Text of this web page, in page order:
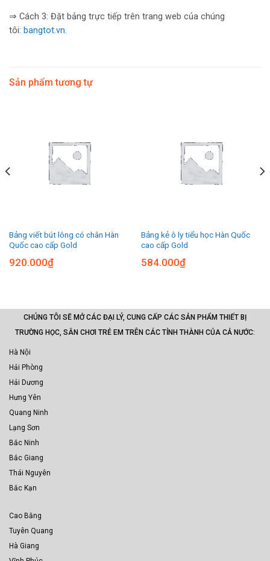
⇒ Cách 3: Đặt bảng trực tiếp trên trang web của chúng
tôi: bangtot.vn.
Sản phẩm tương tự
Bảng viết bút lông có chân Hàn
Quốc cao cấp Gold
920.000₫
Bảng kẻ ô ly tiểu học Hàn Quốc
cao cấp Gold
584.000₫
CHÚNG TÔI SẼ MỞ CÁC ĐẠI LÝ, CUNG CẤP CÁC SẢN PHẨM THIẾT BỊ
TRƯỜNG HỌC, SÂN CHƠI TRẺ EM TRÊN CÁC TỈNH THÀNH CỦA CẢ NƯỚC:
Hà Nội
Hải Phòng
Hải Dương
Hưng Yên
Quang Ninh
Lạng Sơn
Bắc Ninh
Bắc Giang
Thái Nguyên
Bắc Kạn
Cao Bằng
Tuyên Quang
Hà Giang